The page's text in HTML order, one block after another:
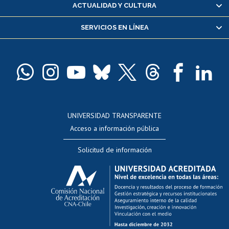
Servicio médico y dental
Pago de arancel y crédito alumnos
Docentes
Evaluación docente
Calificación académica
Postulación al AUCAI
Funcionarias/os
Cursos internos de capacitación
ACTUALIDAD Y CULTURA
SERVICIOS EN LÍNEA
UNIVERSIDAD TRANSPARENTE
Acceso a información pública
Solicitud de información